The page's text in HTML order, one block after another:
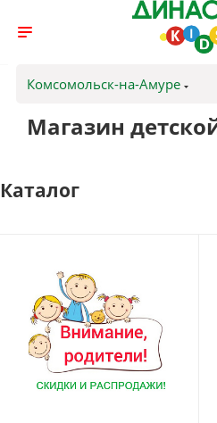
Комсомольск-на-Амуре
Магазин
Каталог